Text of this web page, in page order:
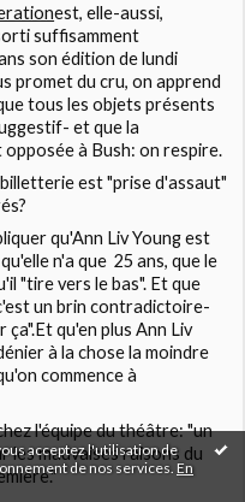
acceptez l'utilisation de
de nos services. En
est, elle-aussi,
suffisamment
son édition de lundi
promet du cru, on apprend
tous les objets présents
et que la
à Bush: on respire.
billetterie est"prise d'assaut"
?
qu'Ann Liv Youngest
qu'elle n'a que 25 ans, que le
"tire vers le bas". Et que
un brin contradictoire-
ça".Et qu'en plus Ann Liv
à la chose la moindre
commence à
l'équipe du théâtre: "un
les mauvaises raisons du